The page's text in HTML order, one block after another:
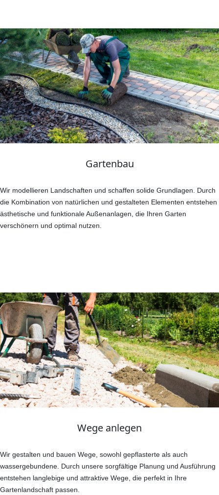
Gartenbau
Wir modellieren Landschaften und schaffen solide Grundlagen. Durch
die Kombination von natürlichen und gestalteten Elementen entstehen
ästhetische und funktionale Außenanlagen, die Ihren Garten
verschönern und optimal nutzen.
Wege anlegen
Wir gestalten und bauen Wege, sowohl gepflasterte als auch
wassergebundene. Durch unsere sorgfältige Planung und Ausführung
entstehen langlebige und attraktive Wege, die perfekt in Ihre
Gartenlandschaft passen.